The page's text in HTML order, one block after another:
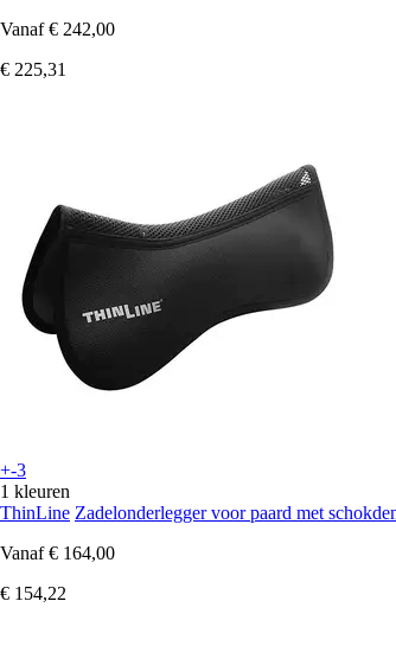
Vanaf € 242,00
€ 225,31
+-3
1 kleuren
ThinLine Zadelonderlegger voor paard met
Vanaf € 164,00
€ 154,22